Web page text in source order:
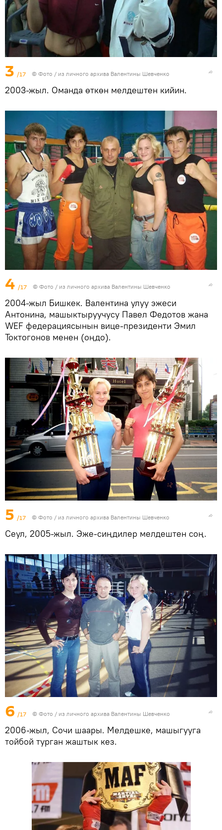
3 /17 © Фото / из личного архива Валентины Шевченко
2003-жыл. Оманда өткөн мелдештен кийин.
4 /17 © Фото / из личного архива Валентины Шевченко
2004-жыл Бишкек. Валентина улуу эжеси
Антонина, машыктыруучусу Павел Федотов жана
WEF федерациясынын вице-президенти Эмил
Токтогонов менен (оңдо).
5 /17 © Фото / из личного архива Валентины Шевченко
Сеул, 2005-жыл. Эже-сиңдилер мелдештен соң.
6 /17 © Фото / из личного архива Валентины Шевченко
2006-жыл, Сочи шаары. Мелдешке, машыгууга
тойбой турган жаштык кез.